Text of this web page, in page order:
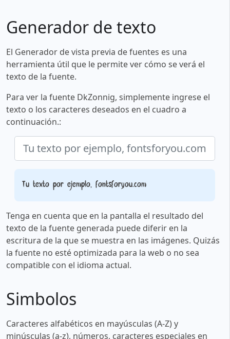
Generador de texto
El Generador de vista previa de fuentes es una
herramienta útil que le permite ver cómo se verá el
texto de la fuente.
Para ver la fuente DkZonnig, simplemente ingrese el
texto o los caracteres deseados en el cuadro a
continuación.:
Tu texto por ejemplo, fontsforyou.com
Tenga en cuenta que en la pantalla el resultado del
texto de la fuente generada puede diferir en la
escritura de la que se muestra en las imágenes. Quizás
la fuente no esté optimizada para la web o no sea
compatible con el idioma actual.
Simbolos
Caracteres alfabéticos en mayúsculas (A-Z) y
minúsculas (a-z), números, caracteres especiales en